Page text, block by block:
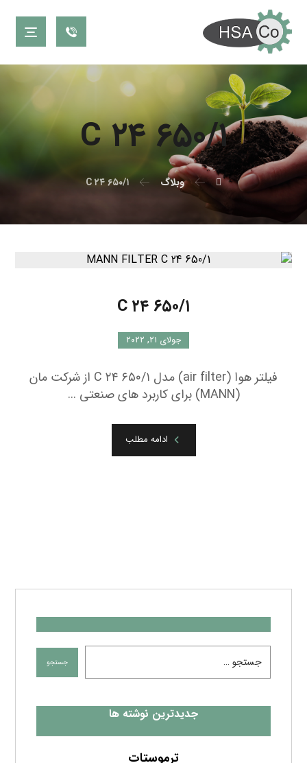
C ۲۴ ۶۵۰/۱
وبلاگ C ۲۴ ۶۵۰/۱
C ۲۴ ۶۵۰/۱
جولای ۲۱, ۲۰۲۲
فیلتر هوا (air filter) مدل C ۲۴ ۶۵۰/۱ از شرکت مان
(MANN) برای کاربرد های صنعتی ...
ادامه مطلب
جدیدترین نوشته ها
ترموستات